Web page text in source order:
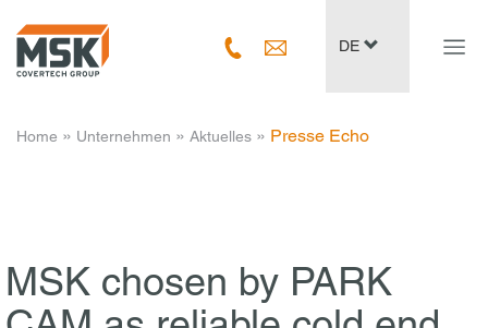
DE
Home ­ » ­ Unternehmen ­ » ­ Aktuelles ­ » ­ Presse Echo
MSK chosen by PARK